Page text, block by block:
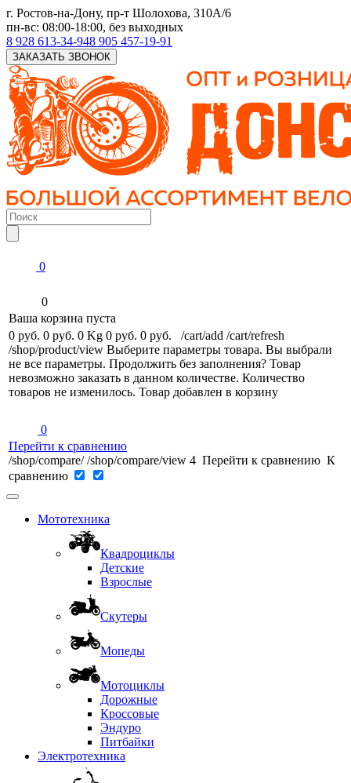
г. Ростов-на-Дону, пр-т Шолохова, 310А/6
пн-вс: 08:00-18:00, без выходных
8 928 613-34-948 905 457-19-91
ЗАКАЗАТЬ ЗВОНОК
0
0
Ваша корзина пуста
0 руб. 0 руб. 0 Kg 0 руб. 0 руб. /cart/add /cart/refresh
/shop/product/view Выберите параметры товара. Вы выбрали
не все параметры. Продолжить без заполнения? Товар
невозможно заказать в данном количестве. Количество
товаров не изменилось. Товар добавлен в корзину
0
Перейти к сравнению
/shop/compare/ /shop/compare/view 4 Перейти к сравнению К
сравнению
Мототехника
Квадроциклы
Детские
Взрослые
Скутеры
Мопеды
Мотоциклы
Дорожные
Кроссовые
Эндуро
Питбайки
Электротехника